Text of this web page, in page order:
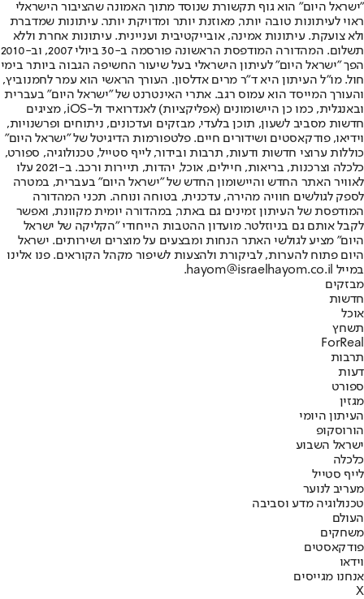
"ישראל היום" הוא גוף תקשורת שנוסד מתוך האמונה שהציבור הישראלי
ראוי לעיתונות טובה יותר, מאוזנת יותר ומדויקת יותר. עיתונות שמדברת
ולא צועקת. עיתונות אמינה, אובייקטיבית ועניינית. עיתונות אחרת וללא
תשלום. המהדורה המודפסת הראשונה פורסמה ב-30 ביולי 2007, וב-2010
הפך "ישראל היום" לעיתון הישראלי בעל שיעור החשיפה הגבוה ביותר בימי
חול. מו"ל העיתון היא ד"ר מרים אדלסון. העורך הראשי הוא עמר לחמנוביץ,
והעורך המייסד הוא עמוס רגב. אתרי האינטרנט של "ישראל היום" בעברית
ובאנגלית, כמו כן היישומונים (אפליקציות) לאנדרואיד ול-iOS, מציגים
חדשות מסביב לשעון, תוכן בלעדי, מבזקים ועדכונים, ניתוחים ופרשנויות,
וידיאו, פודקאסטים ושידורים חיים. פלטפורמות הדיגיטל של "ישראל היום"
כוללות ערוצי חדשות ודעות, תרבות ובידור, לייף סטייל, טכנולוגיה, ספורט,
כלכלה וצרכנות, בריאות, חיילים, אוכל, יהדות, תיירות ורכב. ב-2021 עלו
לאוויר האתר החדש והיישומון החדש של "ישראל היום" בעברית, במטרה
לספק לגולשים חוויה מהירה, עדכנית, בטוחה ונוחה. תכני המהדורה
המודפסת של העיתון זמינים גם באתר, במהדורה יומית מקוונת, ואפשר
לקבל אותם גם בניוזלטר. מועדון ההטבות הייחודי "הקליקה של ישראל
היום" מציע לגולשי האתר הנחות ומבצעים על מוצרים ושירותים. ישראל
היום פתוח להערות, לביקורת ולהצעות לשיפור מקהל הקוראים. פנו אלינו
במייל hayom@israelhayom.co.il.
מבזקים
חדשות
אוכל
תשחץ
ForReal
תרבות
דעות
ספורט
מגזין
העיתון היומי
הורוסקופ
ישראל השבוע
כלכלה
לייף סטייל
מעריב לנוער
טכנולוגיה מדע וסביבה
העולם
משחקים
פודקאסטים
וידאו
אנחנו מגייסים
X